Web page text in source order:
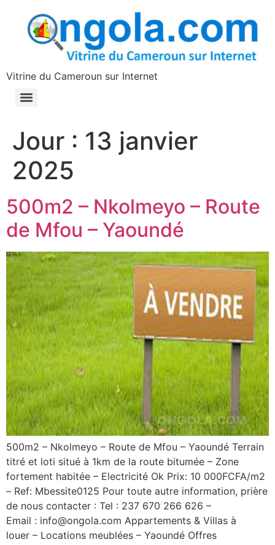
principal
Vitrine du Cameroun sur Internet
Jour : 13 janvier
2025
500m2 – Nkolmeyo – Route
de Mfou – Yaoundé
500m2 – Nkolmeyo – Route de Mfou – Yaoundé Terrain
titré et loti situé à 1km de la route bitumée – Zone
fortement habitée – Electricité Ok Prix: 10 000FCFA/m2
– Ref: Mbessite0125 Pour toute autre information, prière
de nous contacter : Tel : 237 670 266 626 –
Email : info@ongola.com Appartements & Villas à
louer – Locations meublées – Yaoundé Offres